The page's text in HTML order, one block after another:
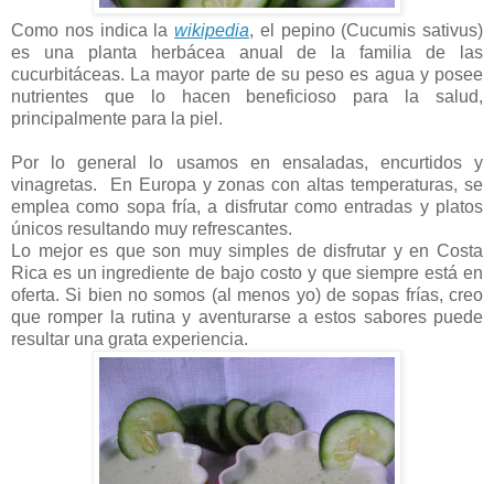
Como nos indica la wikipedia, el pepino (Cucumis sativus)
es una planta herbácea anual de la familia de las
cucurbitáceas. La mayor parte de su peso es agua y posee
nutrientes que lo hacen beneficioso para la salud,
principalmente para la piel.
Por lo general lo usamos en ensaladas, encurtidos y
vinagretas. En Europa y zonas con altas temperaturas, se
emplea como sopa fría, a disfrutar como entradas y platos
únicos resultando muy refrescantes.
Lo mejor es que son muy simples de disfrutar y en Costa
Rica es un ingrediente de bajo costo y que siempre está en
oferta. Si bien no somos (al menos yo) de sopas frías, creo
que romper la rutina y aventurarse a estos sabores puede
resultar una grata experiencia.